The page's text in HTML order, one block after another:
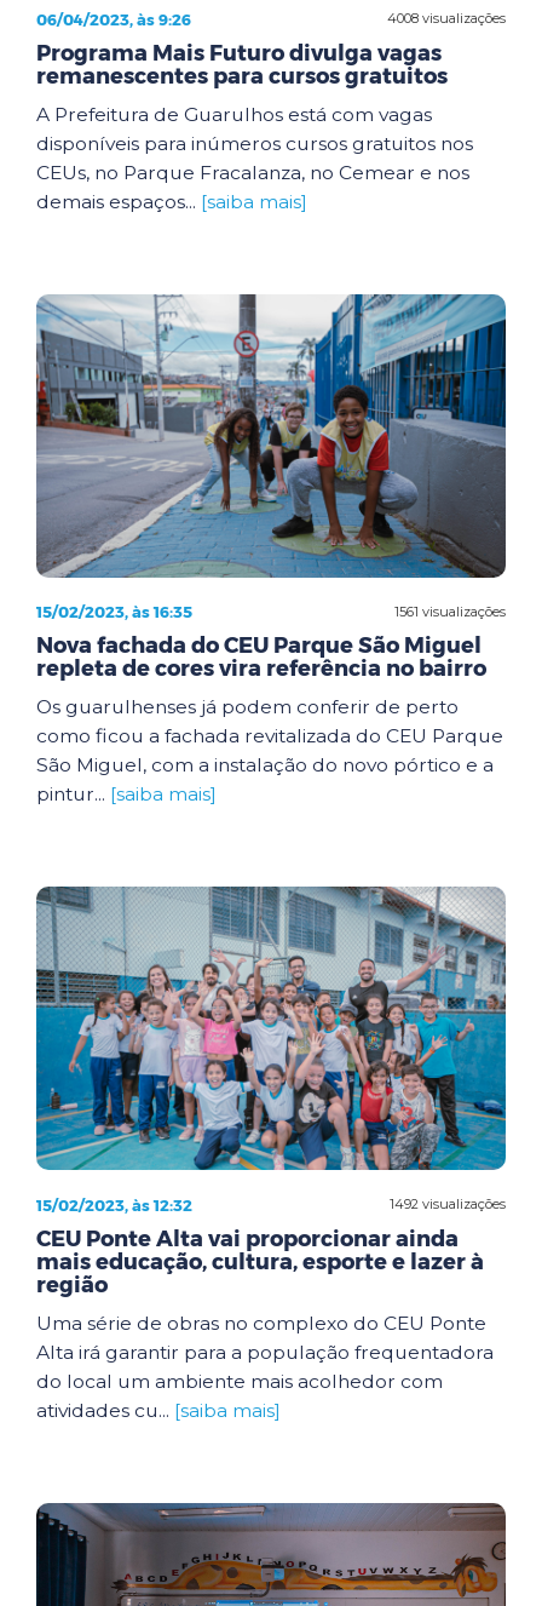
4008 visualizações
06/04/2023, às 9:26
Programa Mais Futuro divulga vagas
remanescentes para cursos gratuitos
A Prefeitura de Guarulhos está com vagas
disponíveis para inúmeros cursos gratuitos nos
CEUs, no Parque Fracalanza, no Cemear e nos
demais espaços... [saiba mais]
1561 visualizações
15/02/2023, às 16:35
Nova fachada do CEU Parque São Miguel
repleta de cores vira referência no bairro
Os guarulhenses já podem conferir de perto
como ficou a fachada revitalizada do CEU Parque
São Miguel, com a instalação do novo pórtico e a
pintur... [saiba mais]
1492 visualizações
15/02/2023, às 12:32
CEU Ponte Alta vai proporcionar ainda
mais educação, cultura, esporte e lazer à
região
Uma série de obras no complexo do CEU Ponte
Alta irá garantir para a população frequentadora
do local um ambiente mais acolhedor com
atividades cu... [saiba mais]